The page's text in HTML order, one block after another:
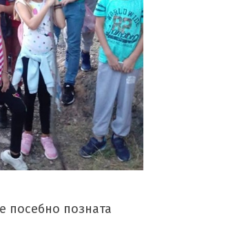
посебно позната